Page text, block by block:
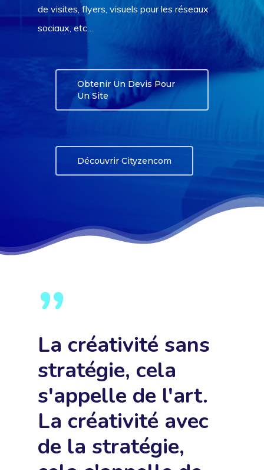
de visites, flyers, visuels pour les réseaux
sociaux, etc…
Obtenir Un Devis Pour
Un Site
Découvrir Cityzencom
”
La créativité sans
stratégie, cela
s'appelle de l'art.
La créativité avec
de la stratégie,